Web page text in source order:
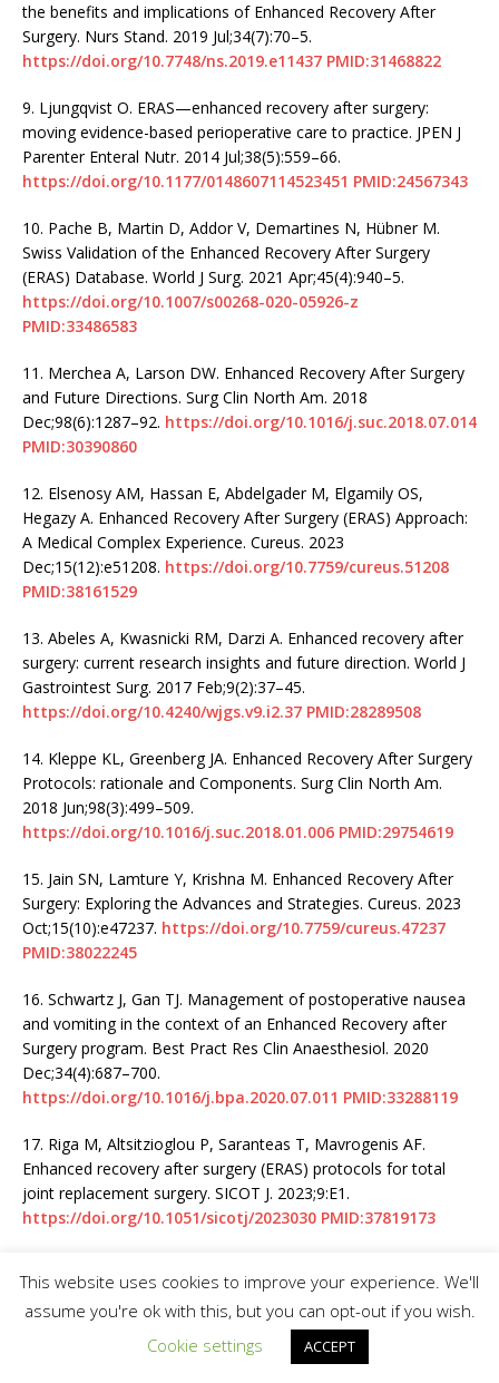
the benefits and implications of Enhanced Recovery After
Surgery. Nurs Stand. 2019 Jul;34(7):70–5.
https://doi.org/10.7748/ns.2019.e11437 PMID:31468822
9. Ljungqvist O. ERAS—enhanced recovery after surgery:
moving evidence-based perioperative care to practice. JPEN J
Parenter Enteral Nutr. 2014 Jul;38(5):559–66.
https://doi.org/10.1177/0148607114523451 PMID:24567343
10. Pache B, Martin D, Addor V, Demartines N, Hübner M.
Swiss Validation of the Enhanced Recovery After Surgery
(ERAS) Database. World J Surg. 2021 Apr;45(4):940–5.
https://doi.org/10.1007/s00268-020-05926-z
PMID:33486583
11. Merchea A, Larson DW. Enhanced Recovery After Surgery
and Future Directions. Surg Clin North Am. 2018
Dec;98(6):1287–92. https://doi.org/10.1016/j.suc.2018.07.014
PMID:30390860
12. Elsenosy AM, Hassan E, Abdelgader M, Elgamily OS,
Hegazy A. Enhanced Recovery After Surgery (ERAS) Approach:
A Medical Complex Experience. Cureus. 2023
Dec;15(12):e51208. https://doi.org/10.7759/cureus.51208
PMID:38161529
13. Abeles A, Kwasnicki RM, Darzi A. Enhanced recovery after
surgery: current research insights and future direction. World J
Gastrointest Surg. 2017 Feb;9(2):37–45.
https://doi.org/10.4240/wjgs.v9.i2.37 PMID:28289508
14. Kleppe KL, Greenberg JA. Enhanced Recovery After Surgery
Protocols: rationale and Components. Surg Clin North Am.
2018 Jun;98(3):499–509.
https://doi.org/10.1016/j.suc.2018.01.006 PMID:29754619
15. Jain SN, Lamture Y, Krishna M. Enhanced Recovery After
Surgery: Exploring the Advances and Strategies. Cureus. 2023
Oct;15(10):e47237. https://doi.org/10.7759/cureus.47237
PMID:38022245
16. Schwartz J, Gan TJ. Management of postoperative nausea
and vomiting in the context of an Enhanced Recovery after
Surgery program. Best Pract Res Clin Anaesthesiol. 2020
Dec;34(4):687–700.
https://doi.org/10.1016/j.bpa.2020.07.011 PMID:33288119
17. Riga M, Altsitzioglou P, Saranteas T, Mavrogenis AF.
Enhanced recovery after surgery (ERAS) protocols for total
joint replacement surgery. SICOT J. 2023;9:E1.
https://doi.org/10.1051/sicotj/2023030 PMID:37819173
Recovery After Surgery Protocols in Craniofacial Surgery. Facial
Plast Surg Clin North Am. 2024 Feb;32(1):181–7.
https://doi.org/10.1016/j.fsc.2023.07.004 PMID:37981413
This website uses cookies to improve your experience. We'll
assume you're ok with this, but you can opt-out if you wish.
Cookie settings
ACCEPT